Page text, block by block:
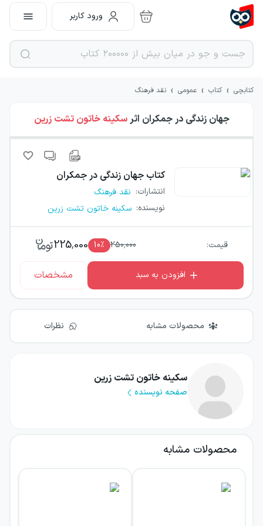
ورود کاربر
کتابچی › کتاب › عمومی › نقد فرهنگ
جهان زندگی در جمکران اثرسکینه خاتون تشت زرین
کتاب جهان زندگی در جمکران
انتشارات: نقد فرهنگ
نویسنده: سکینه خاتون تشت زرین
قیمت: 250,000
10٪ 225,000
افزودن به سبد مشخصات
محصولات مشابه نظرات
سکینه خاتون تشت زرین
صفحه نویسنده
محصولات مشابه